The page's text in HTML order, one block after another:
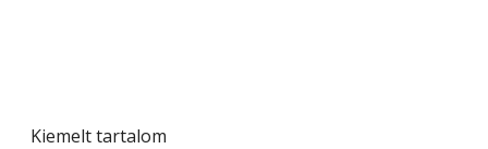
Kiemelt tartalom